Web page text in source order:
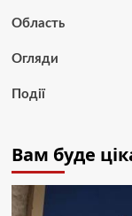
Область
Огляди
Події
Вам буде